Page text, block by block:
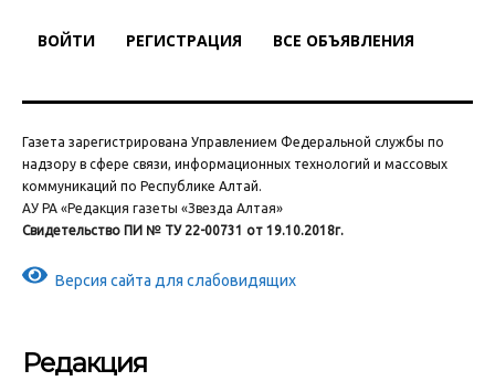
ВОЙТИ РЕГИСТРАЦИЯ ВСЕ ОБЪЯВЛЕНИЯ
Газета зарегистрирована Управлением Федеральной службы по
надзору в сфере связи, информационных технологий и массовых
коммуникаций по Республике Алтай.
АУ РА «Редакция газеты «Звезда Алтая»
Свидетельство ПИ № ТУ 22-00731 от 19.10.2018г.
Версия сайта для слабовидящих
Редакция